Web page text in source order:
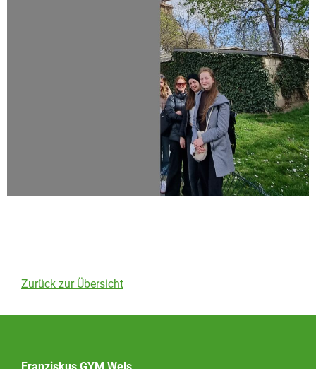
Zurück zur Übersicht